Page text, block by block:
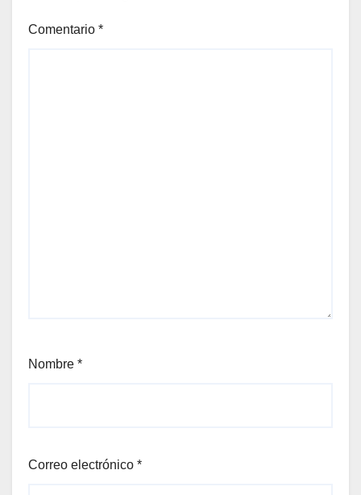
Comentario *
Nombre *
Correo electrónico *